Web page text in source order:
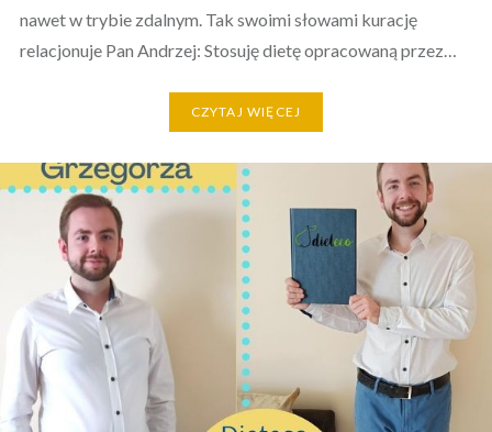
nawet w trybie zdalnym. Tak swoimi słowami kurację
relacjonuje Pan Andrzej: Stosuję dietę opracowaną przez…
CZYTAJ WIĘCEJ